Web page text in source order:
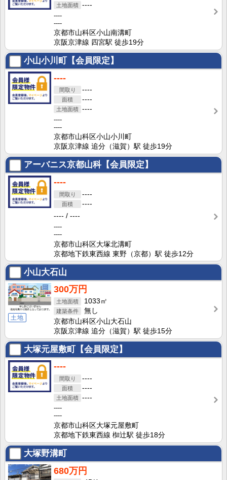
----
----
----
京都市山科区小山南溝町
京阪京津線 四宮駅 徒歩19分
小山小川町【会員限定】
----
----
----
----
----
----
京都市山科区小山小川町
京阪京津線 追分（滋賀）駅 徒歩19分
アーバニス京都山科【会員限定】
----
----
----
----
----
----
----
京都市山科区大塚北溝町
京都地下鉄東西線 東野（京都）駅 徒歩12分
小山大石山
土地
300万円
1033㎡
無し
京都市山科区小山大石山
京阪京津線 追分（滋賀）駅 徒歩15分
大塚元屋敷町【会員限定】
----
----
----
----
----
----
京都市山科区大塚元屋敷町
京都地下鉄東西線 椥辻駅 徒歩18分
大塚野溝町
680万円